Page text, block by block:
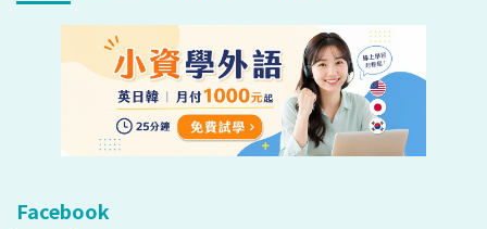
Facebook